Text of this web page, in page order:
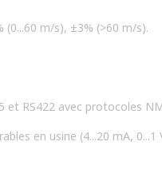
m/s), ±3% (>60 m/s).
et RS422 avec protocoles
en usine (4...20 mA, 0...1